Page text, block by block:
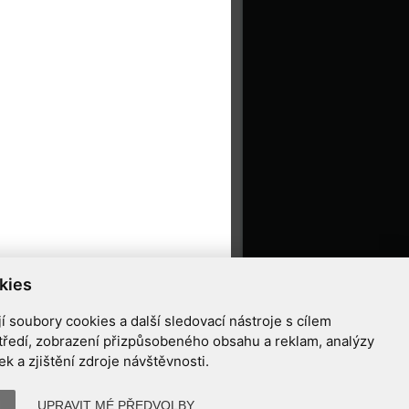
soubory cookies a další sledovací nástroje s cílem
zobrazení přizpůsobeného obsahu a reklam, analýzy
a zjištění zdroje návštěvnosti.
UPRAVIT MÉ PŘEDVOLBY